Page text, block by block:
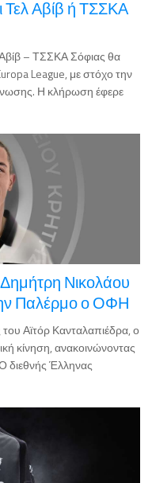
Αβίβ ή ΤΣΣΚΑ
– ΤΣΣΚΑ Σόφιας θα
League, με στόχο την
Η κλήρωση έφερε
Νικολάου
Παλέρμο ο ΟΦΗ
Αϊτόρ Κανταλαπιέδρα, ο
κίνηση, ανακοινώνοντας
διεθνής Έλληνας